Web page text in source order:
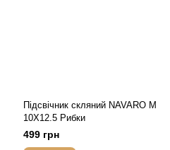
Підсвічник скляний NAVARO М
10Х12.5 Рибки
499 грн